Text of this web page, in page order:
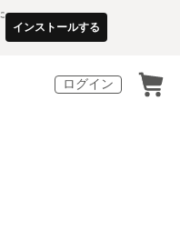
インストールする
ログイン